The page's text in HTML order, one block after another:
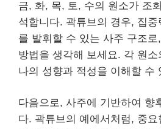
금, 화, 목, 토, 수의 원소가 조
석합니다. 곽튜브의 경우, 집
를 발휘할 수 있는 사주 구조
방법을 생각해 보세요. 각 원소
나의 성향과 적성을 이해할 수
다음으로, 사주에 기반하여 향
다. 곽튜브의 예에서처럼, 중